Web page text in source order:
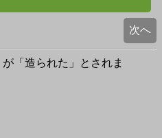
次へ
「造られた」とされま